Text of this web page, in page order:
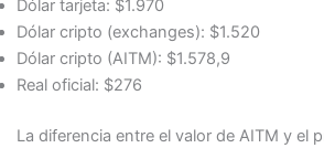
Dólar tarjeta: $1.970
Dólar cripto (exchanges): $1.520
Dólar cripto (AITM): $1.578,9
Real oficial: $276
La diferencia entre el valor de AITM y el